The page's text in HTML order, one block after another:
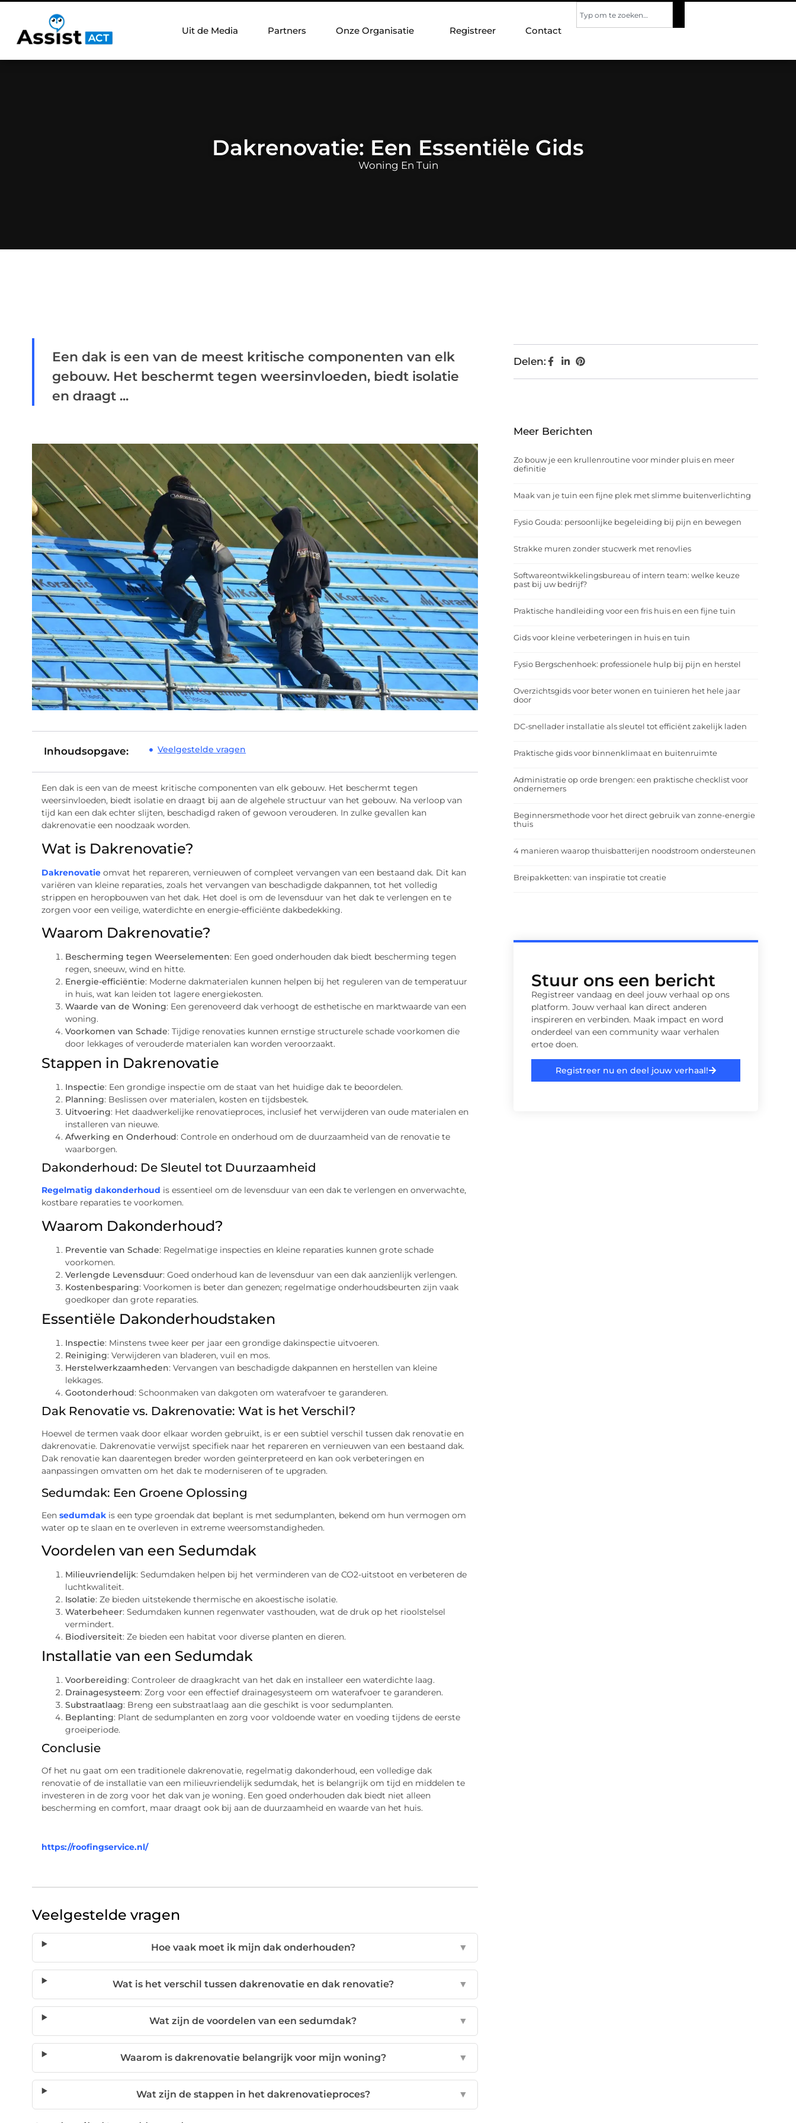
Uit de Media Partners Onze Organisatie Registreer Contact
Dakrenovatie: Een Essentiële Gids
Woning En Tuin
Een dak is een van de meest kritische componenten van elk
gebouw. Het beschermt tegen weersinvloeden, biedt isolatie
en draagt ...
Inhoudsopgave: Veelgestelde vragen
Een dak is een van de meest kritische componenten van elk gebouw. Het beschermt tegen
weersinvloeden, biedt isolatie en draagt bij aan de algehele structuur van het gebouw. Na verloop van
tijd kan een dak echter slijten, beschadigd raken of gewoon verouderen. In zulke gevallen kan
dakrenovatie een noodzaak worden.
Wat is Dakrenovatie?
Dakrenovatieomvat het repareren, vernieuwen of compleet vervangen van een bestaand dak. Dit kan
variëren van kleine reparaties, zoals het vervangen van beschadigde dakpannen, tot het volledig
strippen en heropbouwen van het dak. Het doel is om de levensduur van het dak te verlengen en te
zorgen voor een veilige, waterdichte en energie-efficiënte dakbedekking.
Waarom Dakrenovatie?
Bescherming tegen Weerselementen: Een goed onderhouden dak biedt bescherming tegen
regen, sneeuw, wind en hitte.
Energie-efficiëntie: Moderne dakmaterialen kunnen helpen bij het reguleren van de temperatuur
in huis, wat kan leiden tot lagere energiekosten.
Waarde van de Woning: Een gerenoveerd dak verhoogt de esthetische en marktwaarde van een
woning.
Voorkomen van Schade: Tijdige renovaties kunnen ernstige structurele schade voorkomen die
door lekkages of verouderde materialen kan worden veroorzaakt.
Stappen in Dakrenovatie
Inspectie: Een grondige inspectie om de staat van het huidige dak te beoordelen.
Planning: Beslissen over materialen, kosten en tijdsbestek.
Uitvoering: Het daadwerkelijke renovatieproces, inclusief het verwijderen van oude materialen en
installeren van nieuwe.
Afwerking en Onderhoud: Controle en onderhoud om de duurzaamheid van de renovatie te
waarborgen.
Dakonderhoud: De Sleutel tot Duurzaamheid
Regelmatig dakonderhoud is essentieel om de levensduur van een dak te verlengen en onverwachte,
kostbare reparaties te voorkomen.
Waarom Dakonderhoud?
Preventie van Schade: Regelmatige inspecties en kleine reparaties kunnen grote schade
voorkomen.
Verlengde Levensduur: Goed onderhoud kan de levensduur van een dak aanzienlijk verlengen.
Kostenbesparing: Voorkomen is beter dan genezen; regelmatige onderhoudsbeurten zijn vaak
goedkoper dan grote reparaties.
Essentiële Dakonderhoudstaken
Inspectie: Minstens twee keer per jaar een grondige dakinspectie uitvoeren.
Reiniging: Verwijderen van bladeren, vuil en mos.
Herstelwerkzaamheden: Vervangen van beschadigde dakpannen en herstellen van kleine
lekkages.
Gootonderhoud: Schoonmaken van dakgoten om waterafvoer te garanderen.
Dak Renovatie vs. Dakrenovatie: Wat is het Verschil?
Hoewel de termen vaak door elkaar worden gebruikt, is er een subtiel verschil tussen dak renovatie en
dakrenovatie. Dakrenovatie verwijst specifiek naar het repareren en vernieuwen van een bestaand dak.
Dak renovatie kan daarentegen breder worden geïnterpreteerd en kan ook verbeteringen en
aanpassingen omvatten om het dak te moderniseren of te upgraden.
Sedumdak: Een Groene Oplossing
Een sedumdakis een type groendak dat beplant is met sedumplanten, bekend om hun vermogen om
water op te slaan en te overleven in extreme weersomstandigheden.
Voordelen van een Sedumdak
Milieuvriendelijk: Sedumdaken helpen bij het verminderen van de CO2-uitstoot en verbeteren de
luchtkwaliteit.
Isolatie: Ze bieden uitstekende thermische en akoestische isolatie.
Waterbeheer: Sedumdaken kunnen regenwater vasthouden, wat de druk op het rioolstelsel
vermindert.
Biodiversiteit: Ze bieden een habitat voor diverse planten en dieren.
Installatie van een Sedumdak
Voorbereiding: Controleer de draagkracht van het dak en installeer een waterdichte laag.
Drainagesysteem: Zorg voor een effectief drainagesysteem om waterafvoer te garanderen.
Substraatlaag: Breng een substraatlaag aan die geschikt is voor sedumplanten.
Beplanting: Plant de sedumplanten en zorg voor voldoende water en voeding tijdens de eerste
groeiperiode.
Conclusie
Of het nu gaat om een traditionele dakrenovatie, regelmatig dakonderhoud, een volledige dak
renovatie of de installatie van een milieuvriendelijk sedumdak, het is belangrijk om tijd en middelen te
investeren in de zorg voor het dak van je woning. Een goed onderhouden dak biedt niet alleen
bescherming en comfort, maar draagt ook bij aan de duurzaamheid en waarde van het huis.
https://roofingservice.nl/
Veelgestelde vragen
Hoe vaak moet ik mijn dak onderhouden? ▼
Wat is het verschil tussen dakrenovatie en dak renovatie? ▼
Wat zijn de voordelen van een sedumdak? ▼
Waarom is dakrenovatie belangrijk voor mijn woning? ▼
Wat zijn de stappen in het dakrenovatieproces? ▼
Delen:
Meer Berichten
Zo bouw je een krullenroutine voor minder pluis en meer
definitie
Maak van je tuin een fijne plek met slimme buitenverlichting
Fysio Gouda: persoonlijke begeleiding bij pijn en bewegen
Strakke muren zonder stucwerk met renovlies
Softwareontwikkelingsbureau of intern team: welke keuze
past bij uw bedrijf?
Praktische handleiding voor een fris huis en een fijne tuin
Gids voor kleine verbeteringen in huis en tuin
Fysio Bergschenhoek: professionele hulp bij pijn en herstel
Overzichtsgids voor beter wonen en tuinieren het hele jaar
door
DC-snellader installatie als sleutel tot efficiënt zakelijk laden
Praktische gids voor binnenklimaat en buitenruimte
Administratie op orde brengen: een praktische checklist voor
ondernemers
Beginnersmethode voor het direct gebruik van zonne-energie
thuis
4 manieren waarop thuisbatterijen noodstroom ondersteunen
Breipakketten: van inspiratie tot creatie
Stuur ons een bericht
Registreer vandaag en deel jouw verhaal op ons
platform. Jouw verhaal kan direct anderen
inspireren en verbinden. Maak impact en word
onderdeel van een community waar verhalen
ertoe doen.
Registreer nu en deel jouw verhaal!